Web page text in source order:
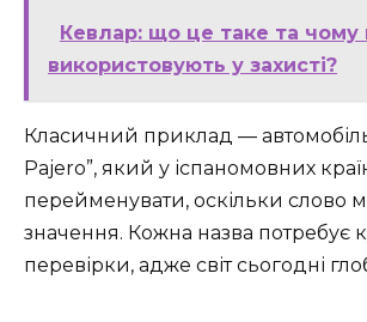
Кевлар: що це таке та чому
використовують у захисті?
Класичний приклад —
Pajero”, який у іспаномовних
перейменувати, оскільки слово
значення. Кожна назва потребує
перевірки, адже світ сьогодні